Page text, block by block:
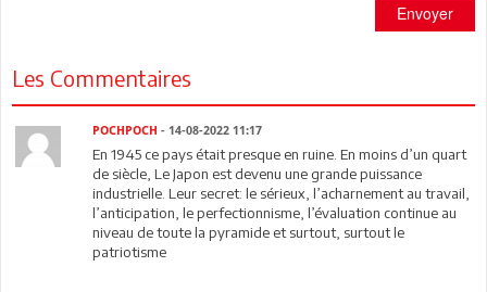
Envoyer
Les Commentaires
POCHPOCH - 14-08-2022 11:17
En 1945 ce pays était presque en ruine. En moins d’un quart
de siècle, Le Japon est devenu une grande puissance
industrielle. Leur secret: le sérieux, l’acharnement au travail,
l’anticipation, le perfectionnisme, l’évaluation continue au
niveau de toute la pyramide et surtout, surtout le
patriotisme